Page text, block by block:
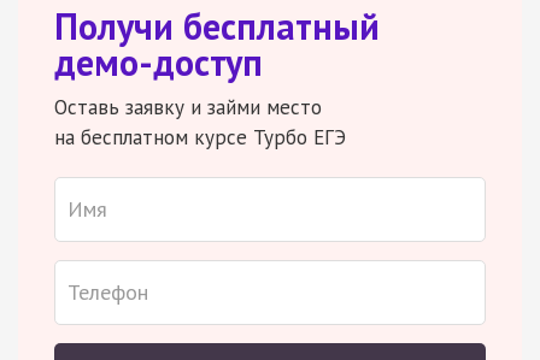
Получи бесплатный
демо-доступ
Оставь заявку и займи место
на бесплатном курсе Турбо ЕГЭ